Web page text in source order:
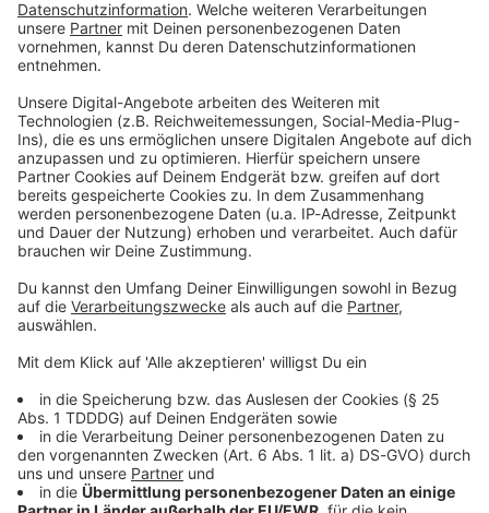
Studio Hotline
Kontaktformular
Sprachnachricht
DAS KÖNNTE DICH AUCH INTERESSIEREN
Bayern